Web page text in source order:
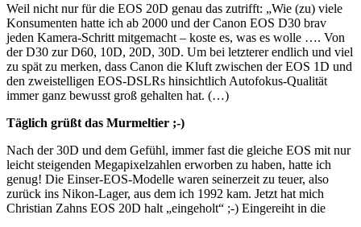
Weil nicht nur für die EOS 20D genau das zutrifft: „Wie (zu) viele
Konsumenten hatte ich ab 2000 und der Canon EOS D30 brav
jeden Kamera-Schritt mitgemacht – koste es, was es wolle …. Von
der D30 zur D60, 10D, 20D, 30D. Um bei letzterer endlich und viel
zu spät zu merken, dass Canon die Kluft zwischen der EOS 1D und
den zweistelligen EOS-DSLRs hinsichtlich Autofokus-Qualität
immer ganz bewusst groß gehalten hat. (…)
Täglich grüßt das Murmeltier ;-)
Nach der 30D und dem Gefühl, immer fast die gleiche EOS mit nur
leicht steigenden Megapixelzahlen erworben zu haben, hatte ich
genug! Die Einser-EOS-Modelle waren seinerzeit zu teuer, also
zurück ins Nikon-Lager, aus dem ich 1992 kam. Jetzt hat mich
Christian Zahns EOS 20D halt „eingeholt“ ;-) Eingereiht in die